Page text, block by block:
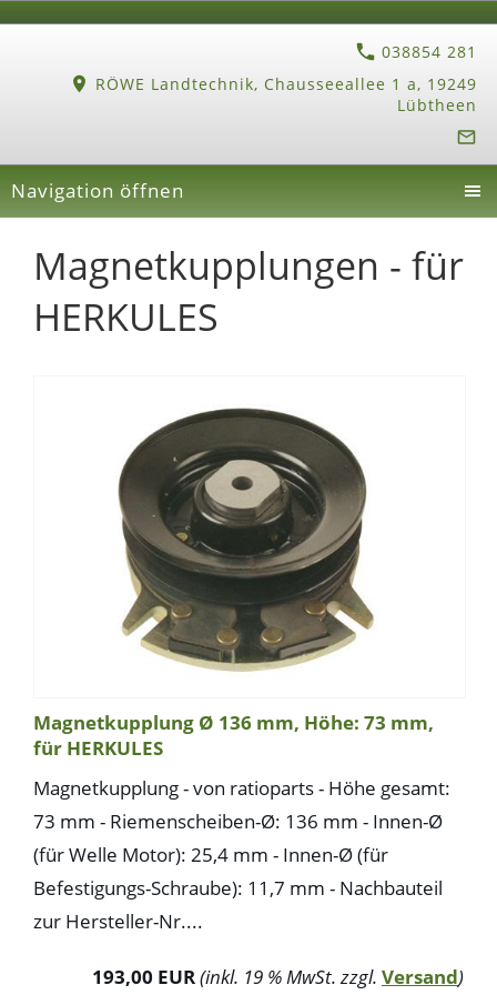
038854 281
RÖWE Landtechnik, Chausseeallee 1 a, 19249
Lübtheen
Navigation öffnen
Magnetkupplungen - für
HERKULES
Magnetkupplung Ø 136 mm, Höhe: 73 mm,
für HERKULES
Magnetkupplung - von ratioparts - Höhe gesamt:
73 mm - Riemenscheiben-Ø: 136 mm - Innen-Ø
(für Welle Motor): 25,4 mm - Innen-Ø (für
Befestigungs-Schraube): 11,7 mm - Nachbauteil
zur Hersteller-Nr....
193,00 EUR(inkl. 19 % MwSt. zzgl. Versand)